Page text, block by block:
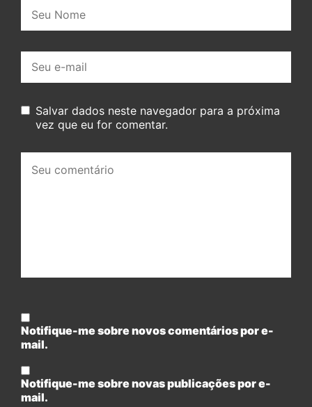
mail:
Salvar dados neste navegador para a próxima
vez que eu for comentar.
comentário:
Notifique-me sobre novos comentários por e-
mail.
Notifique-me sobre novas publicações por e-
mail.